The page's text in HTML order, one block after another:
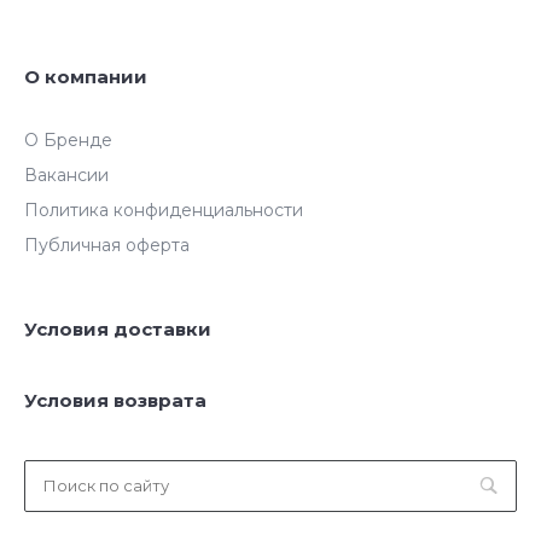
О компании
О Бренде
Вакансии
Политика конфиденциальности
Публичная оферта
Условия доставки
Условия возврата